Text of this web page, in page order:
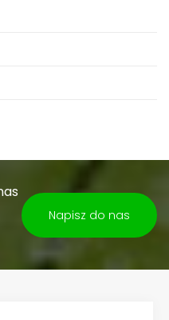
Napisz do nas